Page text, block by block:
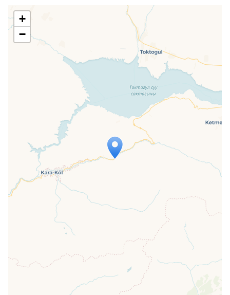
Travelers' Map wird geladen …
Wenn du dies siehst, nachdem deine
Seite vollständig geladen wurde,
+
−